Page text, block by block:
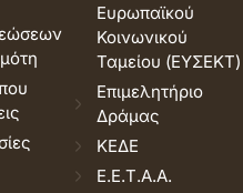
Ευρωπαϊκού
Κοινωνικού
Ταμείου (ΕΥΣΕΚΤ)
Επιμελητήριο
Δράμας
ΚΕΔΕ
Ε.Ε.Τ.Α.Α.